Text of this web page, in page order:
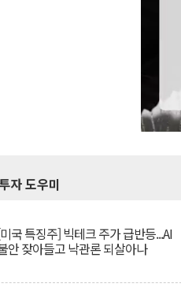
자 도우미
국 특징주] 빅테크 주가 급반등...AI
안 잦아들고 낙관론 되살아나